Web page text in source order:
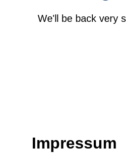
We'll be back very
Impressum